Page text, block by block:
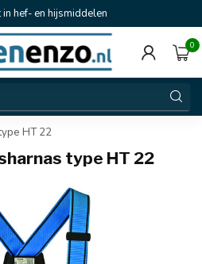
hef- en hijsmiddelen
0
HT 22
type HT 22